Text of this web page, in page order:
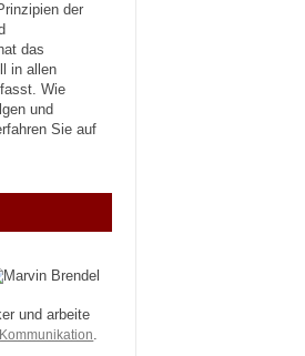
der
das
in allen
Wie
und
Sie auf
und arbeite